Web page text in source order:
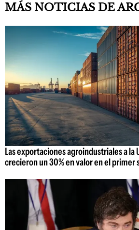
MÁS NOTICIAS DE
Las exportaciones agroindustriales a la
crecieron un 30% en valor en el primer